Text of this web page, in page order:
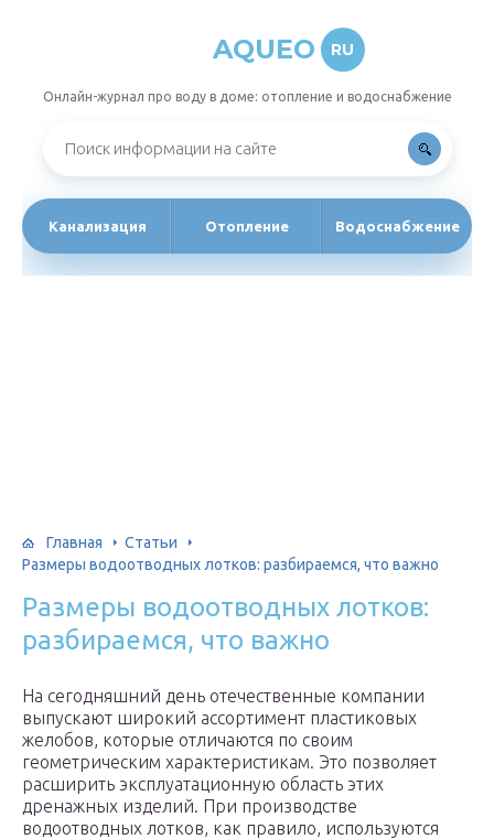
AQUEO RU
Онлайн-журнал про воду в доме: отопление и водоснабжение
Канализация Отопление Водоснабжение
Главная
Статьи
Размеры водоотводных лотков: разбираемся, что важно
Размеры водоотводных лотков:
разбираемся, что важно
На сегодняшний день отечественные компании
выпускают широкий ассортимент пластиковых
желобов, которые отличаются по своим
геометрическим характеристикам. Это позволяет
расширить эксплуатационную область этих
дренажных изделий. При производстве
водоотводных лотков, как правило, используются